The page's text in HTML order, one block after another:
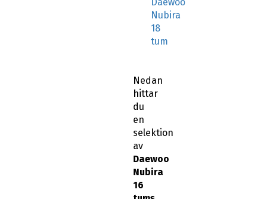
Daewoo
Nubira
18
tum
Nedan
hittar
du
en
selektion
av
Daewoo
Nubira
16